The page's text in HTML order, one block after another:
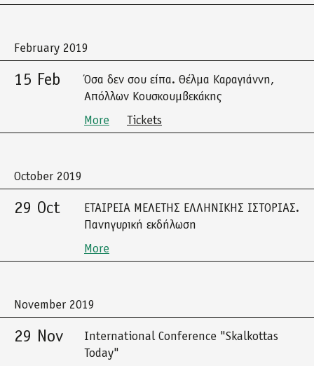
February 2019
15 Feb
Όσα δεν σου είπα. Θέλμα Καραγιάννη,
Απόλλων Κουσκουμβεκάκης
More
Tickets
October 2019
29 Oct
ΕΤΑΙΡΕΙΑ ΜΕΛΕΤΗΣ ΕΛΛΗΝΙΚΗΣ ΙΣΤΟΡΙΑΣ.
Πανηγυρική εκδήλωση
More
November 2019
29 Nov
International Conference "Skalkottas
Today"